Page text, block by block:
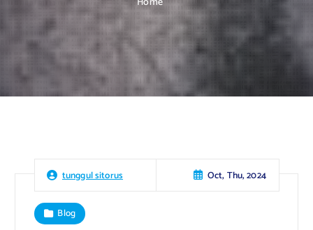
tunggul sitorus Oct, Thu, 2024
Blog